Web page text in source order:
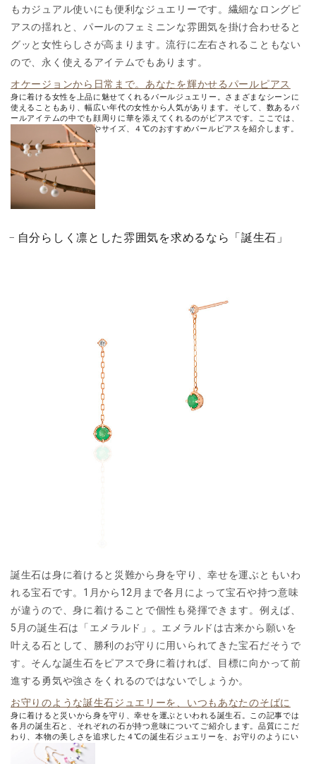
もカジュアル使いにも便利なジュエリーです。繊細なロングピ
アスの揺れと、パールのフェミニンな雰囲気を掛け合わせると
グッと女性らしさが高まります。流行に左右されることもない
ので、永く使えるアイテムでもあります。
オケージョンから日常まで。あなたを輝かせるパールピアス
身に着ける女性を上品に魅せてくれるパールジュエリー。さまざまなシーンに
使えることもあり、幅広い年代の女性から人気があります。そして、数あるパ
ールアイテムの中でも顔周りに華を添えてくれるのがピアスです。ここでは、
パールピアスの選び方やサイズ、４℃のおすすめパールピアスを紹介します。
自分らしく凛とした雰囲気を求めるなら「誕生石」
誕生石は身に着けると災難から身を守り、幸せを運ぶともいわ
れる宝石です。1月から12月まで各月によって宝石や持つ意味
が違うので、身に着けることで個性も発揮できます。例えば、
5月の誕生石は「エメラルド」。エメラルドは古来から願いを
叶える石として、勝利のお守りに用いられてきた宝石だそうで
す。そんな誕生石をピアスで身に着ければ、目標に向かって前
進する勇気や強さをくれるのではないでしょうか。
お守りのような誕生石ジュエリーを、いつもあなたのそばに
身に着けると災いから身を守り、幸せを運ぶといわれる誕生石。この記事では
各月の誕生石と、それぞれの石が持つ意味についてご紹介します。品質にこだ
わり、本物の美しさを追求した４℃の誕生石ジュエリーを、お守りのようにい
つもあなたのそばに。